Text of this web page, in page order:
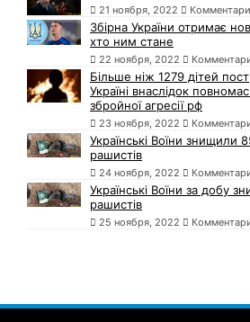
21 ноября, 2022
Збірна України отримає
хто ним стане
22 ноября, 2022
Більше ніж 1279 дітей
Україні внаслідок
збройної агресії рф
23 ноября, 2022
Українські Воїни знищили
рашистів
24 ноября, 2022
Українські Воїни за добу
рашистів
25 ноября, 2022